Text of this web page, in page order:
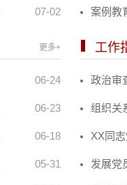
07-02 案例教
更多+
06-24
06-23
06-18
05-31
工作
政治审
组织关
XX同
发展党